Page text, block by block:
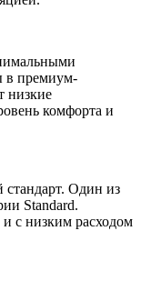
в премиум-
низкие
комфорта и
Один из
Standard.
с низким расходом